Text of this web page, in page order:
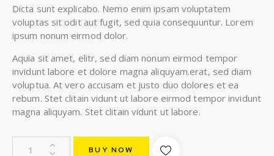
Dicta sunt explicabo. Nemo enim ipsam voluptatem
voluptas sit odit aut fugit, sed quia consequuntur. Lorem
ipsum nonum eirmod dolor.
Aquia sit amet, elitr, sed diam nonum eirmod tempor
invidunt labore et dolore magna aliquyam.erat, sed diam
voluptua. At vero accusam et justo duo dolores et ea
rebum. Stet clitain vidunt ut labore eirmod tempor invidunt
magna aliquyam. Stet clitain vidunt ut labore.
BUY NOW